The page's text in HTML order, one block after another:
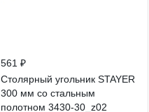
561 ₽
Столярный угольник STAYER
300 мм со стальным
полотном 3430-30_z02